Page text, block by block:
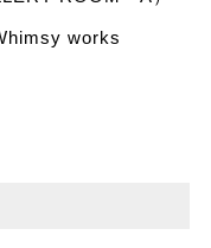
works